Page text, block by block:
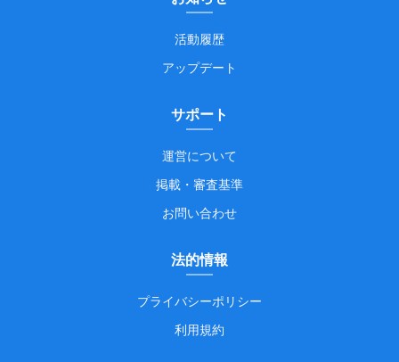
活動履歴
アップデート
サポート
運営について
掲載・審査基準
お問い合わせ
法的情報
プライバシーポリシー
利用規約